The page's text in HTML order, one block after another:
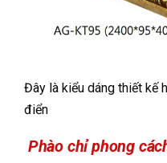
Đây là kiểu dáng thiết kế
điển
Phào chỉ phong